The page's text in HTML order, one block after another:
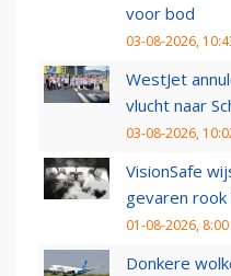
voor bod
03-08-2026,
WestJet
vlucht naar
03-08-2026,
VisionSafe
gevaren
01-08-2026, 8:00
Donkere